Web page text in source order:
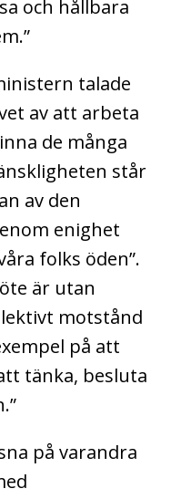
och hållbara
talade
av att arbeta
de många
står
av den
enighet
folks öden”.
är utan
motstånd
på att
tänka, besluta
på varandra